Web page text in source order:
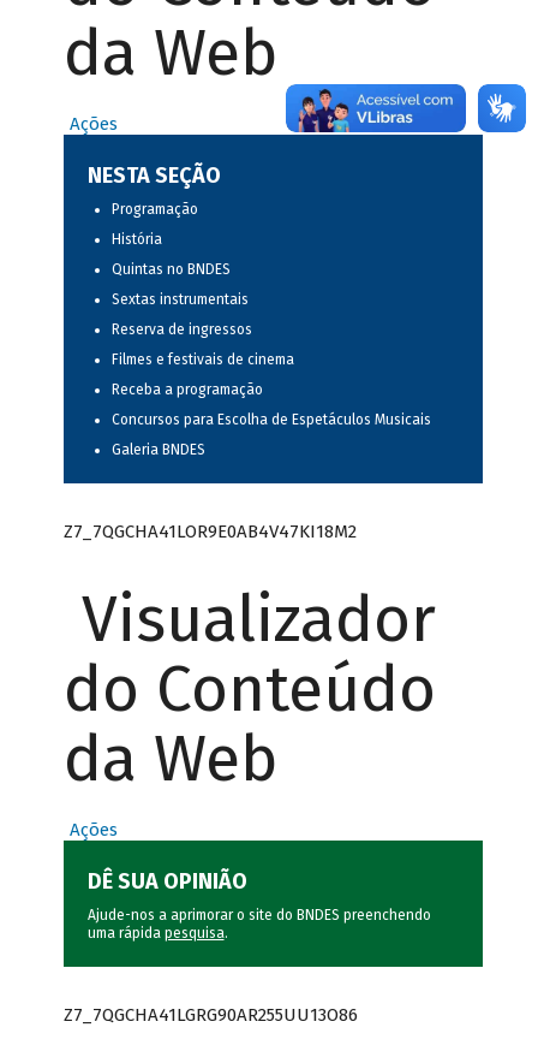
da Web
Ações
NESTA SEÇÃO
Programação
História
Quintas no BNDES
Sextas instrumentais
Reserva de ingressos
Filmes e festivais de cinema
Receba a programação
Concursos para Escolha de Espetáculos Musicais
Galeria BNDES
Z7_7QGCHA41LOR9E0AB4V47KI18M2
Visualizador
do Conteúdo
da Web
Ações
DÊ SUA OPINIÃO
Ajude-nos a aprimorar o site do BNDES preenchendo
uma rápida pesquisa.
Z7_7QGCHA41LGRG90AR255UU13O86